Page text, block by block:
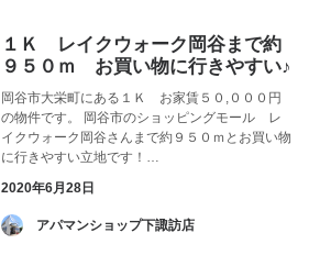
１Ｋ レイクウォーク岡谷まで約
９５０ｍ お買い物に行きやすい♪
岡谷市大栄町にある１Ｋ お家賃５０,０００円
の物件です。 岡谷市のショッピングモール レ
イクウォーク岡谷さんまで約９５０ｍとお買い物
に行きやすい立地です！…
2020年6月28日
­ アパマンショップ下諏訪店